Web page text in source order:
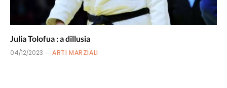
Julia Tolofua : a dillusia
04/12/2023 ARTI MARZIALI